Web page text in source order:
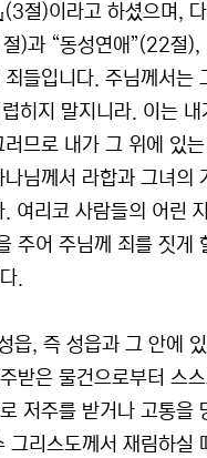
(3절)이라고 하셨으며,
)과 “동성연애”(22절),
들입니다. 주님께서는
히지 말지니라. 이는
므로 내가 그 위에 있
님께서 라합과 그녀의
여리코 사람들의 어린
주어 주님께 죄를 짓게
.
읍, 즉 성읍과 그 안에
받은 물건으로부터 스
저주를 받거나 고통을
리스도께서 재림하실